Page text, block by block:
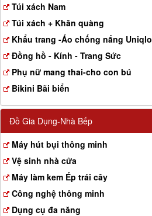
Túi xách Nam
Túi xách + Khăn quàng
Khẩu trang -Áo chống nắng Uniqlo
Đồng hồ - Kính - Trang Sức
Phụ nữ mang thai-cho con bú
Bikini Bãi biển
Đồ Gia Dụng-Nhà Bếp
Máy hút bụi thông minh
Vệ sinh nhà cửa
Máy làm kem Ép trái cây
Công nghệ thông minh
Dụng cụ đa năng